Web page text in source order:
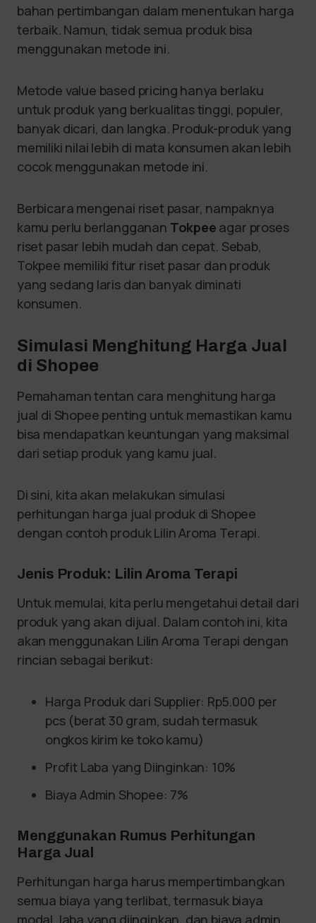
bahan pertimbangan dalam menentukan harga
terbaik. Namun, tidak semua produk bisa
menggunakan metode ini.
Metode value based pricing hanya berlaku
untuk produk yang berkualitas tinggi, populer,
banyak dicari, dan langka. Produk-produk yang
memiliki nilai lebih di mata konsumen akan lebih
cocok menggunakan metode ini.
Berbicara mengenai riset pasar, nampaknya
kamu perlu berlangganan Tokpee agar proses
riset pasar lebih mudah dan cepat. Sebab,
Tokpee memiliki fitur riset pasar dan produk
yang sedang laris dan banyak diminati
konsumen.
Simulasi Menghitung Harga Jual
di Shopee
Pemahaman tentan cara menghitung harga
jual di Shopee penting untuk memastikan kamu
bisa mendapatkan keuntungan yang maksimal
dari setiap produk yang kamu jual.
Di sini, kita akan melakukan simulasi
perhitungan harga jual produk di Shopee
dengan contoh produk Lilin Aroma Terapi.
Jenis Produk: Lilin Aroma Terapi
Untuk memulai, kita perlu mengetahui detail dari
produk yang akan dijual. Dalam contoh ini, kita
akan menggunakan Lilin Aroma Terapi dengan
rincian sebagai berikut:
Harga Produk dari Supplier: Rp5.000 per
pcs (berat 30 gram, sudah termasuk
ongkos kirim ke toko kamu)
Profit Laba yang Diinginkan: 10%
Biaya Admin Shopee: 7%
Menggunakan Rumus Perhitungan
Harga Jual
Perhitungan harga harus mempertimbangkan
semua biaya yang terlibat, termasuk biaya